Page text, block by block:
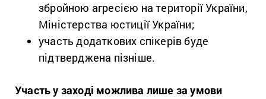
збройною агресією на території України,
Міністерства юстиції України;
участь додаткових спікерів буде
підтверджена пізніше.
Участь у заході можлива лише за умови